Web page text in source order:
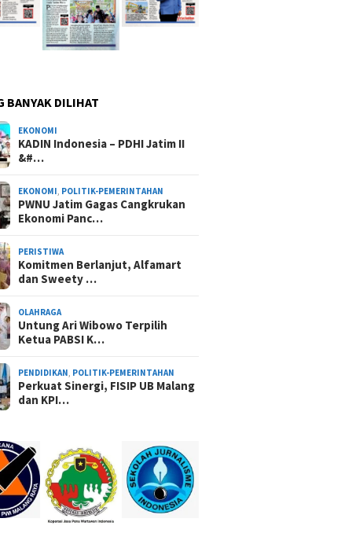
BANYAK DILIHAT
EKONOMI
KADIN Indonesia – PDHI Jatim II
&#…
EKONOMI, POLITIK-PEMERINTAHAN
PWNU Jatim Gagas Cangkrukan
Ekonomi Panc…
PERISTIWA
Komitmen Berlanjut, Alfamart
dan Sweety …
OLAHRAGA
Untung Ari Wibowo Terpilih
Ketua PABSI K…
PENDIDIKAN, POLITIK-PEMERINTAHAN
Perkuat Sinergi, FISIP UB Malang
dan KPI…